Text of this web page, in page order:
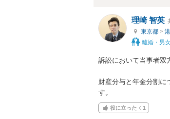
理崎 智英
東京都 >
離婚・男
訴訟において当事者双
財産分与と年金分割に
す。
役に立った 1